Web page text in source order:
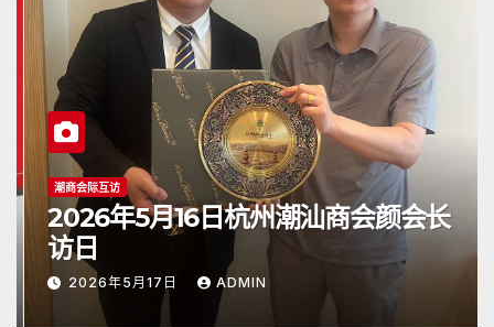
潮商会际互访
2026年5月16日杭州潮汕商会颜会长
访日
2026年5月17日 ADMIN